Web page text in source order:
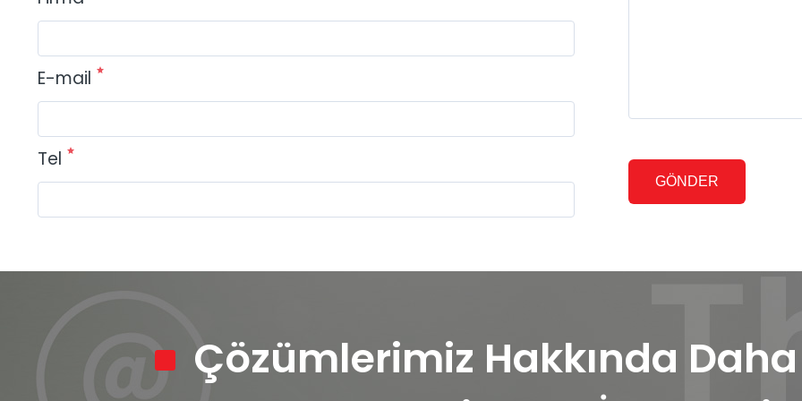
E-mail
Tel
Çözümlerimiz Hakkında